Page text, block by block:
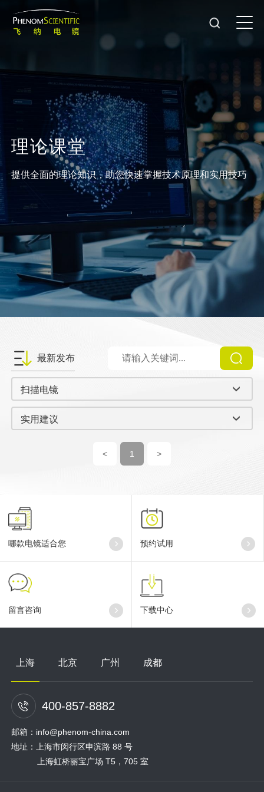
理论课堂
提供全面的理论知识，助您快速掌握技术原理和实用技巧
最新发布
扫描电镜
实用建议
< 1 >
哪款电镜适合您 预约试用
留言咨询 下载中心
上海 北京 广州 成都
400-857-8882
邮箱：info@phenom-china.com
地址：上海市闵行区申滨路 88 号
上海虹桥丽宝广场 T5，705 室